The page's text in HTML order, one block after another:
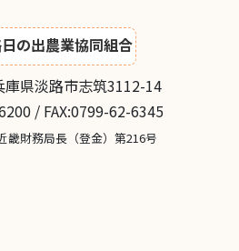
の出農業協同組合
庫県淡路市志筑3112-14
/ FAX:0799-62-6345
財務局長（登金）第216号